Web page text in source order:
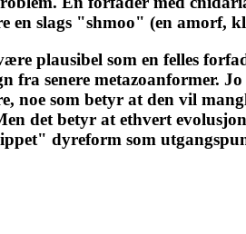
en slags "shmoo" (en amorf,
plausibel som en felles
fra senere metazoanformer.
noe som betyr at den vil
det betyr at ethvert
dyreform som